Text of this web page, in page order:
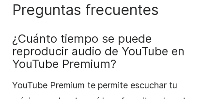
Preguntas frecuentes
¿Cuánto tiempo se puede
reproducir audio de YouTube en
YouTube Premium?
YouTube Premium te permite escuchar tu